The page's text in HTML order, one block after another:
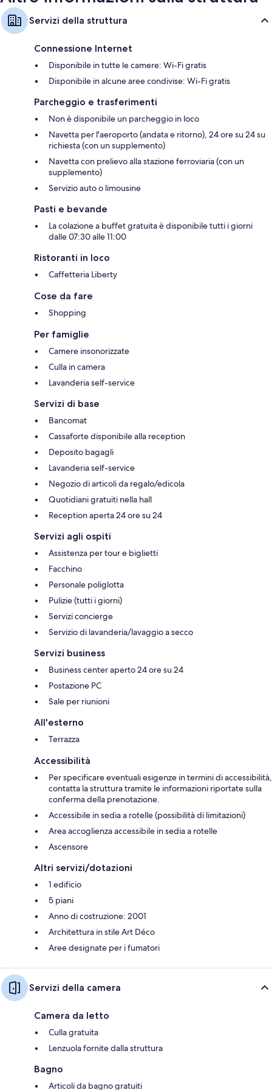
Servizi della struttura
Connessione Internet
Disponibile in tutte le camere: Wi-Fi gratis
Disponibile in alcune aree condivise: Wi-Fi gratis
Parcheggio e trasferimenti
Non è disponibile un parcheggio in loco
Navetta per l'aeroporto (andata e ritorno), 24 ore su 24 su
richiesta (con un supplemento)
Navetta con prelievo alla stazione ferroviaria (con un
supplemento)
Servizio auto o limousine
Pasti e bevande
La colazione a buffet gratuita è disponibile tutti i giorni
dalle 07:30 alle 11:00
Ristoranti in loco
Caffetteria Liberty
Cose da fare
Shopping
Per famiglie
Camere insonorizzate
Culla in camera
Lavanderia self-service
Servizi di base
Bancomat
Cassaforte disponibile alla reception
Deposito bagagli
Lavanderia self-service
Negozio di articoli da regalo/edicola
Quotidiani gratuiti nella hall
Reception aperta 24 ore su 24
Servizi agli ospiti
Assistenza per tour e biglietti
Facchino
Personale poliglotta
Pulizie (tutti i giorni)
Servizi concierge
Servizio di lavanderia/lavaggio a secco
Servizi business
Business center aperto 24 ore su 24
Postazione PC
Sale per riunioni
All'esterno
Terrazza
Accessibilità
Per specificare eventuali esigenze in termini di accessibilità,
contatta la struttura tramite le informazioni riportate sulla
conferma della prenotazione.
Accessibile in sedia a rotelle (possibilità di limitazioni)
Area accoglienza accessibile in sedia a rotelle
Ascensore
Altri servizi/dotazioni
1 edificio
5 piani
Anno di costruzione: 2001
Architettura in stile Art Déco
Aree designate per i fumatori
Servizi della camera
Camera da letto
Culla gratuita
Lenzuola fornite dalla struttura
Bagno
Articoli da bagno gratuiti